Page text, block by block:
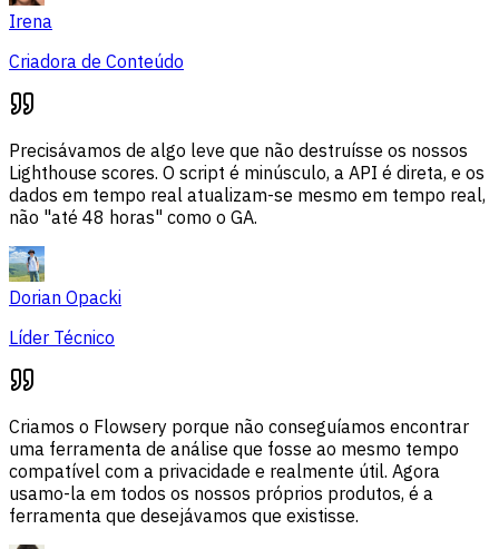
Irena
Criadora de Conteúdo
Precisávamos de algo leve que não destruísse os nossos
Lighthouse scores. O script é minúsculo, a API é direta, e os
dados em tempo real atualizam-se mesmo em tempo real,
não "até 48 horas" como o GA.
Dorian Opacki
Líder Técnico
Criamos o Flowsery porque não conseguíamos encontrar
uma ferramenta de análise que fosse ao mesmo tempo
compatível com a privacidade e realmente útil. Agora
usamo-la em todos os nossos próprios produtos, é a
ferramenta que desejávamos que existisse.